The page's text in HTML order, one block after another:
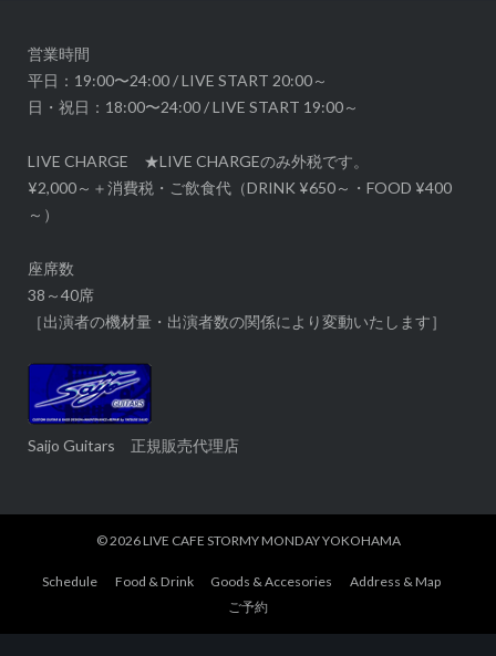
営業時間
平日：19:00〜24:00 / LIVE START 20:00～
日・祝日：18:00〜24:00 / LIVE START 19:00～
LIVE CHARGE ★LIVE CHARGEのみ外税です。
¥2,000～＋消費税・ご飲食代（DRINK ¥650～・FOOD ¥400
～）
座席数
38～40席
［出演者の機材量・出演者数の関係により変動いたします］
Saijo Guitars 正規販売代理店
© 2026LIVE CAFE STORMY MONDAY YOKOHAMA
Schedule Food & Drink Goods & Accesories
Address & Map
ご予約